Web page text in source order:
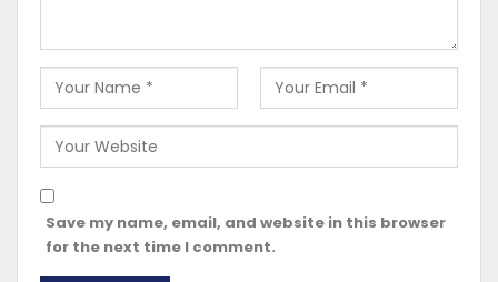
Save my name, email, and website in this browser
for the next time I comment.